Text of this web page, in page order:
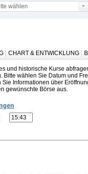
wählen
CHART & ENTWICKLUNG
und historische Kurse
wählen Sie Datum und
Informationen über
gewünschte Börse aus.